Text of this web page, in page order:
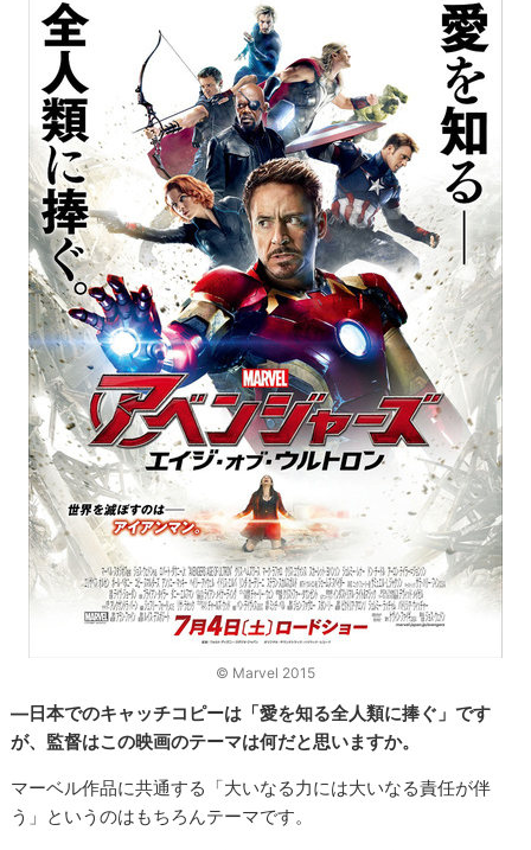
© Marvel 2015
―日本でのキャッチコピーは「愛を知る全人類に捧ぐ」です
が、監督はこの映画のテーマは何だと思いますか。
マーベル作品に共通する「大いなる力には大いなる責任が伴
う」というのはもちろんテーマです。